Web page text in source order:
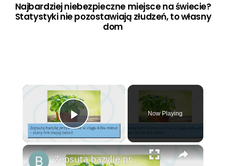
Najbardziej niebezpieczne miejsce na świecie?
Statystyki nie pozostawiają złudzeń, to własny
dom
×
Play Video
Now Playing
×
Zepsutą bazylię przywrócisz w ciągu kilku minut – stary trik mojej babci!